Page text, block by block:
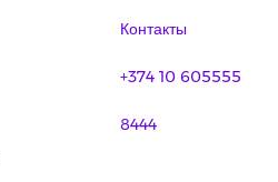
Контакты
+374 10 605555
8444